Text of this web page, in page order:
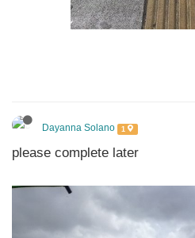
Dayanna Solano 1
please complete later